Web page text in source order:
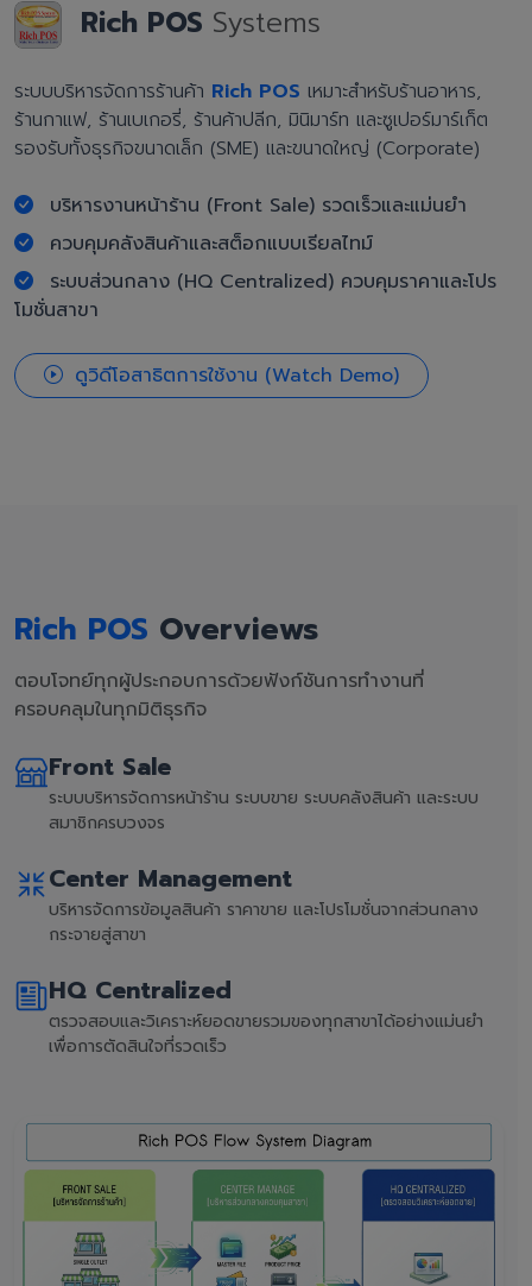
Rich POS Systems
ระบบบริหารจัดการร้านค้า Rich POS เหมาะสำหรับร้านอาหาร,
ร้านกาแฟ, ร้านเบเกอรี่, ร้านค้าปลีก, มินิมาร์ท และซูเปอร์มาร์เก็ต
รองรับทั้งธุรกิจขนาดเล็ก (SME) และขนาดใหญ่ (Corporate)
บริหารงานหน้าร้าน (Front Sale) รวดเร็วและแม่นยำ
ควบคุมคลังสินค้าและสต็อกแบบเรียลไทม์
ระบบส่วนกลาง (HQ Centralized) ควบคุมราคาและโปร
โมชั่นสาขา
ดูวิดีโอสาธิตการใช้งาน (Watch Demo)
Rich POS Overviews
ตอบโจทย์ทุกผู้ประกอบการด้วยฟังก์ชันการทำงานที่
ครอบคลุมในทุกมิติธุรกิจ
Front Sale
ระบบบริหารจัดการหน้าร้าน ระบบขาย ระบบคลังสินค้า และระบบ
สมาชิกครบวงจร
Center Management
บริหารจัดการข้อมูลสินค้า ราคาขาย และโปรโมชั่นจากส่วนกลาง
กระจายสู่สาขา
HQ Centralized
ตรวจสอบและวิเคราะห์ยอดขายรวมของทุกสาขาได้อย่างแม่นยำ
เพื่อการตัดสินใจที่รวดเร็ว